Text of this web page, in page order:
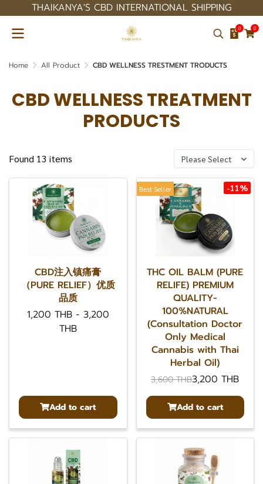
THAIKANYA'S CBD INTERNATIONAL SHIPPING
0 0
Home All Product CBD WELLNESS TRESTMENT TRODUCTS
CBD WELLNESS TREATMENT
PRODUCTS
Found 13 items Please Select
CBD注入镇痛膏
（PURE RELIEF）优质
品质
1,200 THB- 3,200
THB
Add to cart
Best Seller -11%
THC OIL BALM (PURE
RELIFE) PREMIUM
QUALITY-
100%NATURAL
(Consultation Doctor
Only Medical
Cannabis with Thai
Herbal Oil)
3,600 THB3,200 THB
Add to cart